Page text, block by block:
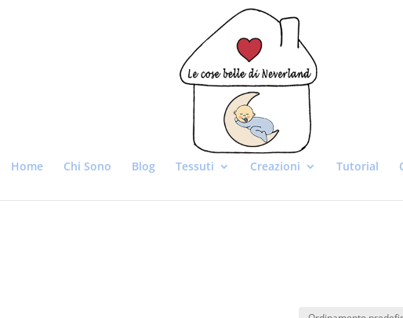
Home Chi Sono Blog Tessuti Creazioni Tutorial